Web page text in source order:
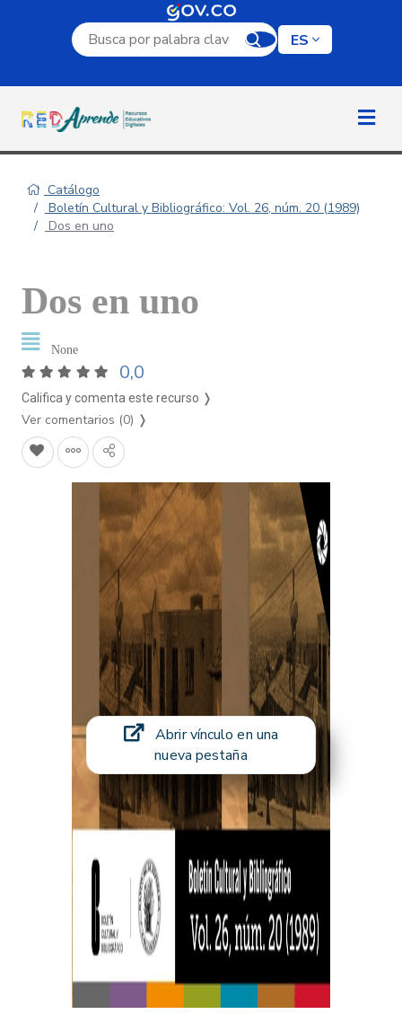
Campo de búsqueda por palabra clave
ES
Catálogo
Boletín Cultural y Bibliográfico: Vol. 26, núm. 20 (1989)
Dos en uno
Dos en uno
None
0,0
Califica y comenta este recurso ❭
Ver comentarios (0) ❭
Abrir vínculo en una
nueva pestaña